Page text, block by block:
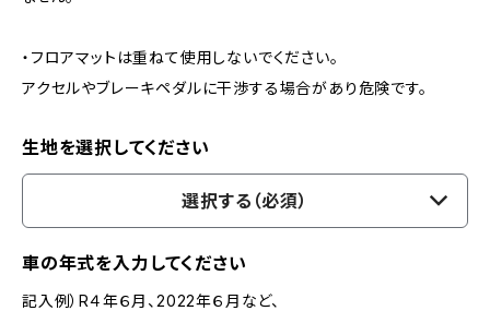
・フロアマットは重ねて使用しないでください。
アクセルやブレーキペダルに干渉する場合があり危険です。
生地を選択してください
選択する（必須）
車の年式を入力してください
記入例）R４年６月、2022年６月など、